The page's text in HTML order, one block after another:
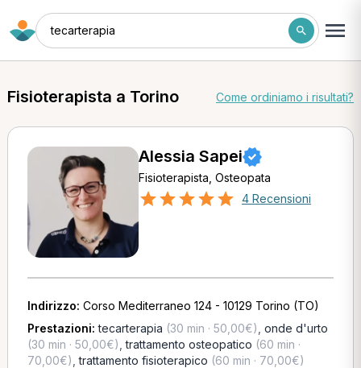
tecarterapia
Fisioterapista a Torino Come ordiniamo i risultati?
Alessia Sapei
Fisioterapista, Osteopata
4 Recensioni
Indirizzo: Corso Mediterraneo 124 - 10129 Torino (TO)
Prestazioni:tecarterapia (30 min · 50,00€) onde d'urto
(30 min · 50,00€) ,trattamento osteopatico (60 min ·
70,00€) ,trattamento fisioterapico (60 min · 70,00€)